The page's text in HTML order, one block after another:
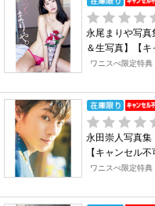
永尾まりや写
＆生写真】【キ
ワニスぺ限定特
永田崇人写真集
【キャンセル不
ワニスぺ限定特